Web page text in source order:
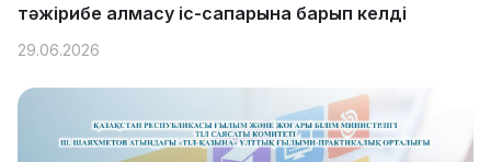
тәжірибе алмасу іс-сапарына барып келді
29.06.2026